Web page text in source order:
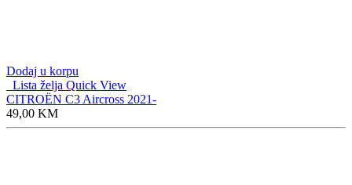
Dodaj u korpu
Lista želja Quick View
CITROËN C3 Aircross 2021-
49,00 KM